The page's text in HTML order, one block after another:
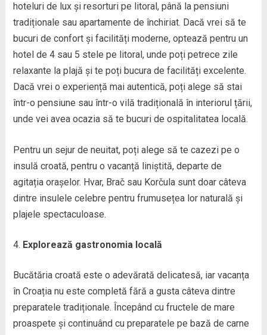
hoteluri de lux și resorturi pe litoral, până la pensiuni
tradiționale sau apartamente de închiriat. Dacă vrei să te
bucuri de confort și facilități moderne, optează pentru un
hotel de 4 sau 5 stele pe litoral, unde poți petrece zile
relaxante la plajă și te poți bucura de facilități excelente.
Dacă vrei o experiență mai autentică, poți alege să stai
într-o pensiune sau într-o vilă tradițională în interiorul țării,
unde vei avea ocazia să te bucuri de ospitalitatea locală.
Pentru un sejur de neuitat, poți alege să te cazezi pe o
insulă croată, pentru o vacanță liniștită, departe de
agitația orașelor. Hvar, Brač sau Korčula sunt doar câteva
dintre insulele celebre pentru frumusețea lor naturală și
plajele spectaculoase.
Explorează gastronomia locală
Bucătăria croată este o adevărată delicatesă, iar vacanța
în Croația nu este completă fără a gusta câteva dintre
preparatele tradiționale. Începând cu fructele de mare
proaspete și continuând cu preparatele pe bază de carne